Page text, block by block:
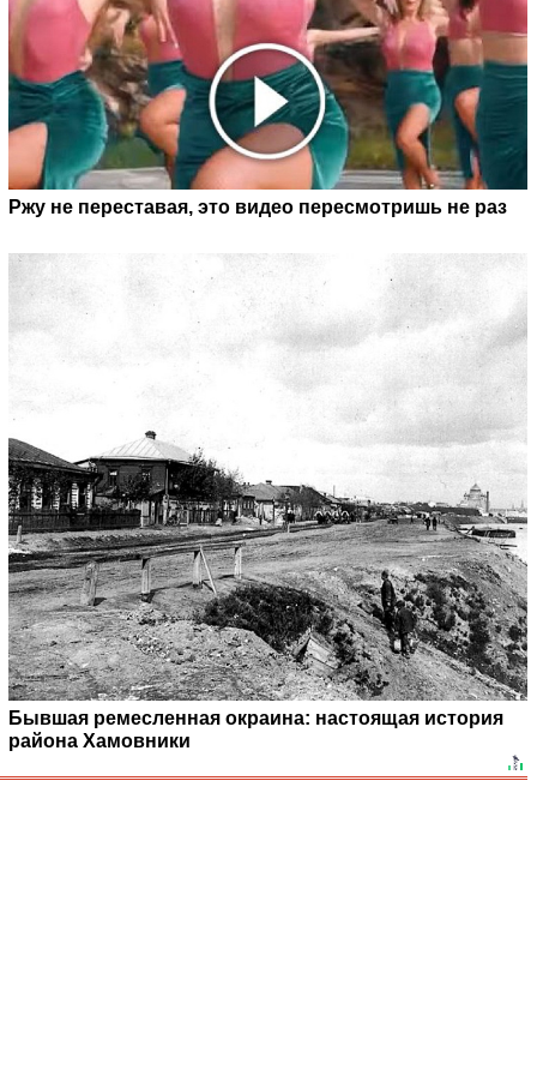
Ржу не переставая, это видео пересмотришь не раз
Бывшая ремесленная окраина: настоящая история
района Хамовники